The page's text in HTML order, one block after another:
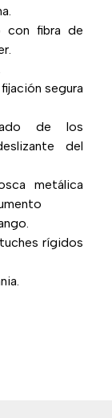
con fibra de
segura
de los
del
metálica
rígidos